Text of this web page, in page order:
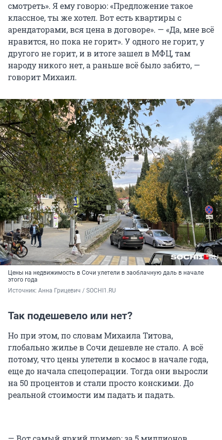
смотреть». Я ему говорю: «Предложение такое
классное, ты же хотел. Вот есть квартиры с
арендаторами, вся цена в договоре». — «Да, мне всё
нравится, но пока не горит». У одного не горит, у
другого не горит, и в итоге зашел в МФЦ, там
народу никого нет, а раньше всё было забито, —
говорит Михаил.
Цены на недвижимость в Сочи улетели в заоблачную даль в начале
этого года
Источник: Анна Грицевич / SOCHI1.RU
Так подешевело или нет?
Но при этом, по словам Михаила Титова,
глобально жилье в Сочи дешевле не стало. А всё
потому, что цены улетели в космос в начале года,
еще до начала спецоперации. Тогда они выросли
на 50 процентов и стали просто конскими. До
реальной стоимости им падать и падать.